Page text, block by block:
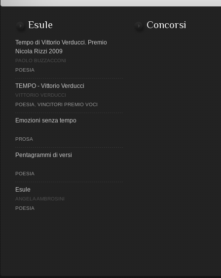
Esule
Tempo di Vittorio Verducci. Premio
Nicola Rizzi 2009
PAOLO BUZZACCONI
POESIA
TEMPO - Vittorio Verducci
VITTORIO VERDUCCI
POESIA
VINCITORI PREMIO VOCI
Emozioni senza tempo
PROSA
Pentagrammi di versi
POESIA
Esule
ANGELA AMBROSINI
POESIA
Concorsi